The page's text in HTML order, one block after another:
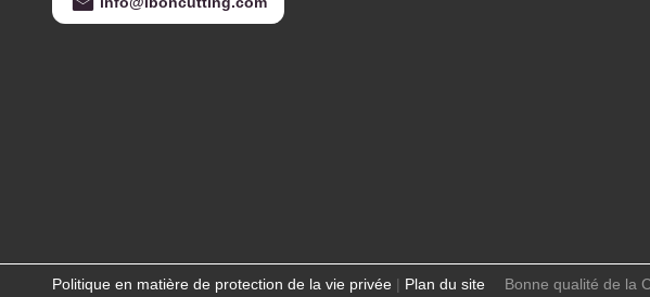
Politique en matière de protection de la vie privée | Plan du site Bonne qualité de la